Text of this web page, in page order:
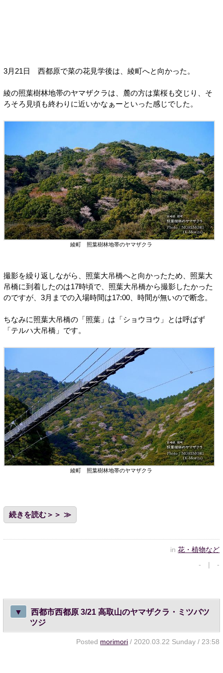
3月21日 西都原で菜の花見学後は、綾町へと向かった。
綾の照葉樹林地帯のヤマザクラは、麓の方は葉桜も交じり、そ
ろそろ見頃も終わりに近いかなぁーといった感じでした。
綾町 照葉樹林地帯のヤマザクラ
撮影を繰り返しながら、照葉大吊橋へと向かったため、照葉大
吊橋に到着したのは17時頃で、照葉大吊橋から撮影したかった
のですが、3月までの入場時間は17:00、時間が無いので断念。
ちなみに照葉大吊橋の「照葉」は「ショウヨウ」とは呼ばず
「テルハ大吊橋」です。
綾町 照葉樹林地帯のヤマザクラ
続きを読む＞＞
in花・植物など
- | -
▼
西都市西都原 3/21 高取山のヤマザクラ・ミツバツ
ツジ
Posted morimori / 2020.03.22 Sunday / 23:58